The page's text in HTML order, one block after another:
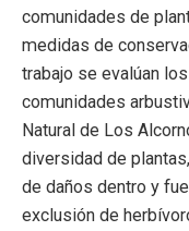
comunidades de
medidas de
trabajo se evalúan
comunidades
Natural de Los
diversidad de
de daños dentro y
exclusión de